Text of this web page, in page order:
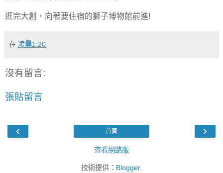
逛完大創，向著要住宿的獅子博物館前進!
在 凌晨1:20
沒有留言:
張貼留言
‹ ›
首頁
查看網路版
技術提供： Blogger.